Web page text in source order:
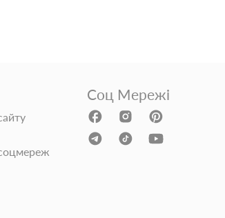
Соц Мережі